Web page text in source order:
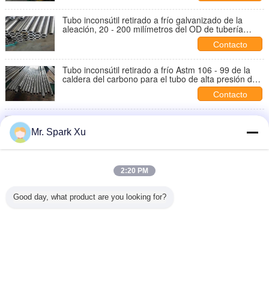
Tubo inconsútil retirado a frío galvanizado de la
aleación, 20 - 200 milímetros del OD de tubería
Contacto
Tubo inconsútil retirado a frío Astm 106 - 99 de la
caldera del carbono para el tubo de alta presión de
Contacto
los 8m del tubo de acero AISI1020 para la industria
Tubo sin soldadura del acero inoxidable del grado B
Sch40 de Astm A106 con la certificación del ISO
Mr. Spark Xu
2:20 PM
Good day, what product are you looking for?